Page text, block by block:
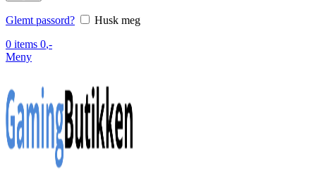
Glemt passord?
Husk meg
0 items 0,-
Meny